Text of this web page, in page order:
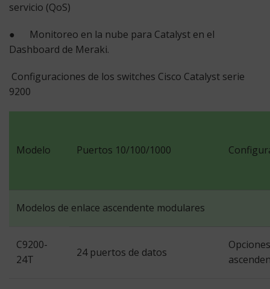
servicio (QoS)
● Monitoreo en la nube para Catalyst en el
Dashboard de Meraki.
Configuraciones de los switches Cisco Catalyst serie
9200
Modelo Puertos 10/100/1000
Modelos de enlace ascendente modulares
C9200-
24T
24 puertos de datos